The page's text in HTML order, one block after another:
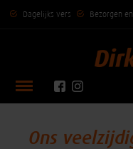
Dagelijks vers Bezorgen
Ons